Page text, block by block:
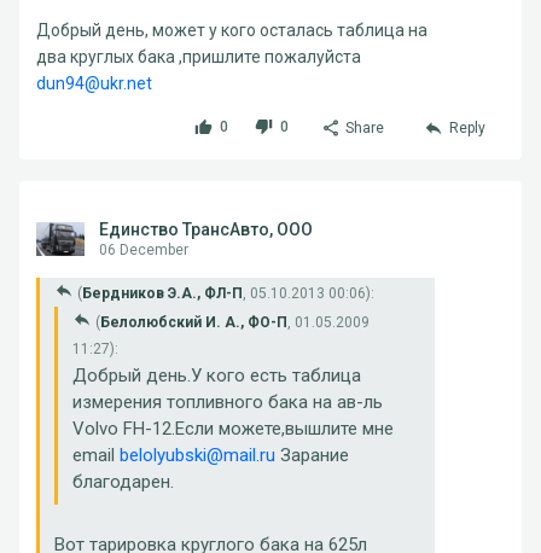
Добрый день, может у кого осталась таблица на
два круглых бака ,пришлите пожалуйста
dun94@ukr.net
0 0 Share Reply
Единство ТрансАвто, ООО
06 December
( Бердников Э.А., ФЛ-П , 05.10.2013 00:06):
( Белолюбский И. А., ФО-П , 01.05.2009
11:27):
Добрый день.У кого есть таблица
измерения топливного бака на ав-ль
Volvo FH-12.Если можете,вышлите мне
email belolyubski@mail.ru Зарание
благодарен.
Вот тарировка круглого бака на 625л